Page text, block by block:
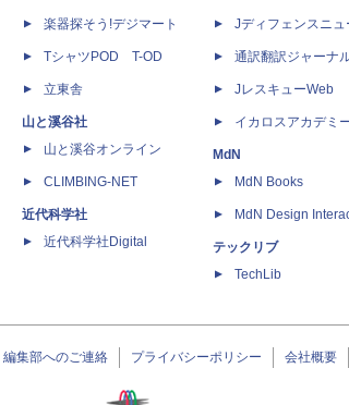
楽器探そう!デジマート
TシャツPOD T-OD
立東舎
山と溪谷社
山と溪谷オンライン
CLIMBING-NET
近代科学社
近代科学社Digital
Jディフェンスニュ
通訳翻訳ジャーナ
JレスキューWeb
イカロスアカデミ
MdN
MdN Books
MdN Design
テックリブ
TechLib
編集部へのご連絡 プライバシーポリシー 会社概要